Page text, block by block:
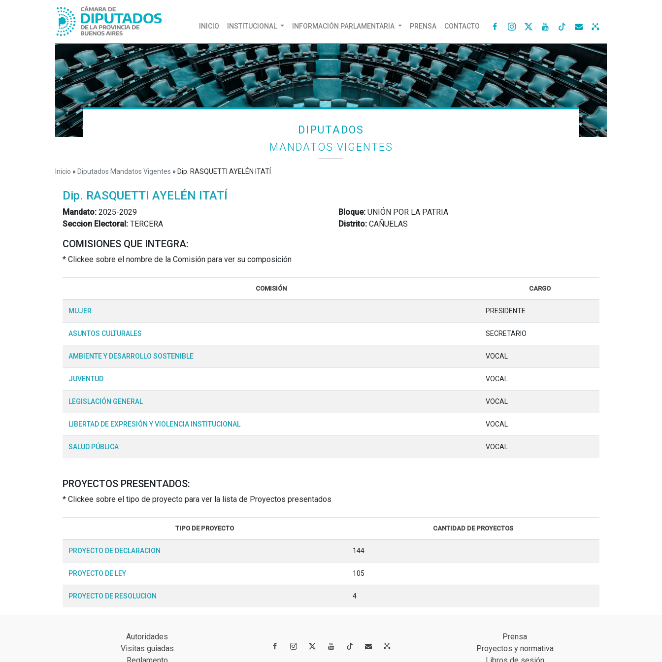
INICIO (CURRENT)
INSTITUCIONAL INFORMACIÓN PARLAMENTARIA PRENSA CONTACTO    
DIPUTADOS
MANDATOS VIGENTES
Inicio » Diputados Mandatos Vigentes » Dip. RASQUETTI AYELÉN ITATÍ
Dip. RASQUETTI AYELÉN ITATÍ
Mandato: 2025-2029
Seccion Electoral: TERCERA
Bloque: UNIÓN POR LA PATRIA
Distrito: CAÑUELAS
COMISIONES QUE INTEGRA:
* Clickee sobre el nombre de la Comisión para ver su composición
COMISIÓN CARGO
MUJER PRESIDENTE
ASUNTOS CULTURALES SECRETARIO
AMBIENTE Y DESARROLLO SOSTENIBLE VOCAL
JUVENTUD VOCAL
LEGISLACIÓN GENERAL VOCAL
LIBERTAD DE EXPRESIÓN Y VIOLENCIA INSTITUCIONAL VOCAL
SALUD PÚBLICA VOCAL
PROYECTOS PRESENTADOS:
* Clickee sobre el tipo de proyecto para ver la lista de Proyectos presentados
TIPO DE PROYECTO CANTIDAD DE PROYECTOS
PROYECTO DE DECLARACION 144
PROYECTO DE LEY 105
PROYECTO DE RESOLUCION 4
Autoridades
Visitas guiadas
   
Prensa
Proyectos y normativa